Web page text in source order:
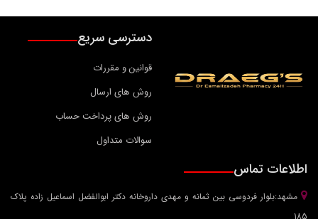
دسترسی سریع
قوانین و مقررات
روش های ارسال
روش های پرداخت حساب
سوالات متداول
اطلاعات تماس
مشهد:بلوار فردوسی بین ثمانه و مهدی داروخانه دکتر ابوالفضل اسماعیل زاده پلاک